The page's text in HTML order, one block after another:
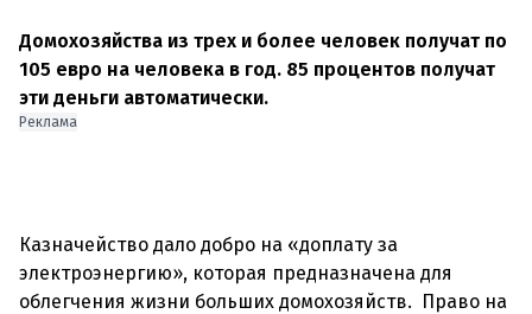
Домохозяйства из трех и более человек получат по
105 евро на человека в год. 85 процентов получат
эти деньги автоматически.
Реклама
Казначейство дало добро на «доплату за
электроэнергию», которая предназначена для
облегчения жизни больших домохозяйств. Право на